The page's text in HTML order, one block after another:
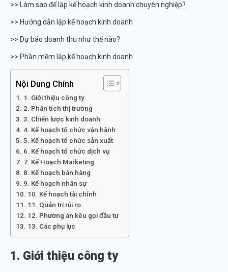
>> Làm sao để lập kế hoạch kinh doanh chuyên nghiệp?
>> Hướng dẫn lập kế hoạch kinh doanh
>> Dự báo doanh thu như thế nào?
>> Phần mềm lập kế hoạch kinh doanh
Nội Dung Chính
1. Giới thiệu công ty
2. Phân tích thị trường
3. Chiến lược kinh doanh
4. Kế hoạch tổ chức vận hành
5. Kế hoạch tổ chức sản xuất
6. Kế hoạch tổ chức dịch vụ
7. Kế Hoạch Marketing
8. Kế hoạch bán hàng
9. Kế hoạch nhân sự
10. Kế hoạch tài chính
11. Quản trị rủi ro
12. Phương án kêu gọi đầu tư
13. Các phụ lục
1. Giới thiệu công ty